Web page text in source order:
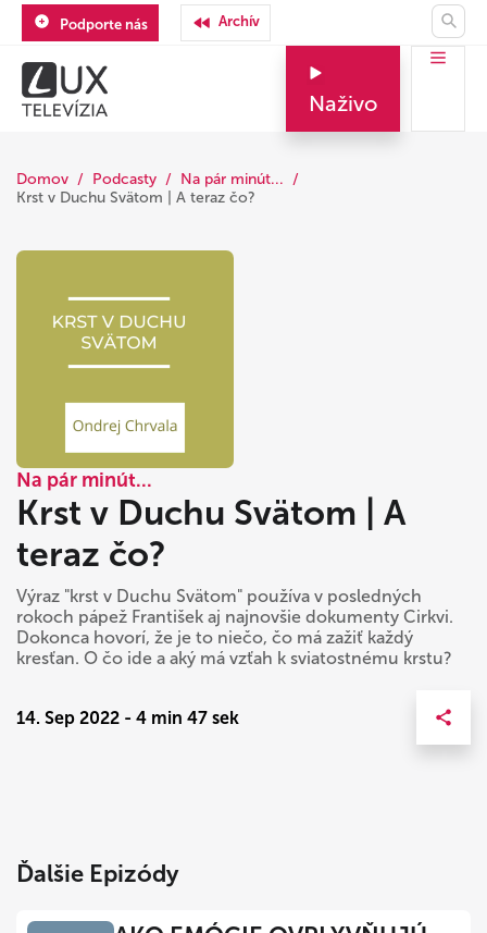
Podporte nás Archív
Naživo
Domov Podcasty
Na pár minút...
Krst v Duchu Svätom | A teraz čo?
Na pár minút...
Krst v Duchu Svätom | A
teraz čo?
Výraz "krst v Duchu Svätom" používa v posledných
rokoch pápež František aj najnovšie dokumenty Cirkvi.
Dokonca hovorí, že je to niečo, čo má zažiť každý
kresťan. O čo ide a aký má vzťah k sviatostnému krstu?
14. Sep 2022 - 4 min 47 sek
Ďalšie Epizódy